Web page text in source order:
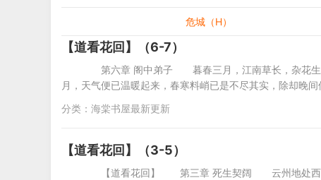
危城（H）
【道看花回】（6-7）
第六章 阁中弟子 暮春三月，江南草长，杂花生
月，天气便已温暖起来，春寒料峭已是不尽其实，除却
分类： 海棠书屋最新更新
【道看花回】（3-5）
【道看花回】 第三章 死生契阔 云州地处西南，